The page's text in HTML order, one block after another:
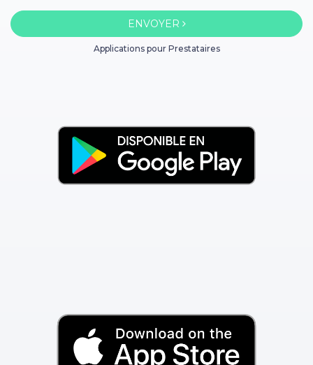
ENVOYER
Applications pour Prestataires